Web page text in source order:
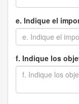
e. Indique el
f. Indique los